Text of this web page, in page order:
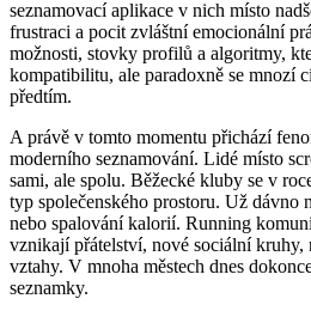
seznamovací aplikace v nich místo
frustraci a pocit zvláštní emocionální
možnosti, stovky profilů a algoritmy,
kompatibilitu, ale paradoxně se mnozí
předtím.
A právě v tomto momentu přichází
moderního seznamování. Lidé místo
sami, ale spolu. Běžecké kluby se v
typ společenského prostoru. Už dávno
nebo spalování kalorií. Running
vznikají přátelství, nové sociální
vztahy. V mnoha městech dnes
seznamky.